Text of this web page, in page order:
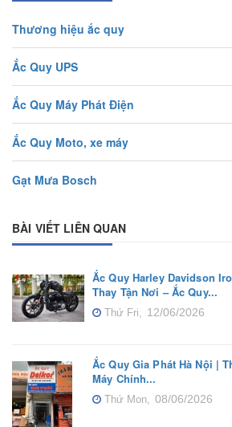
Thương hiệu ắc quy
Ắc Quy UPS
Ắc Quy Máy Phát Điện
Ắc Quy Moto, xe máy
Gạt Mưa Bosch
BÀI VIẾT LIÊN QUAN
Ắc Quy Harley Davidson
Thay Tận Nơi – Ắc Quy...
Thứ Fri, 12/06/2026
Ắc Quy Gia Phát Hà Nội |
Máy Chính...
Thứ Mon, 08/06/2026